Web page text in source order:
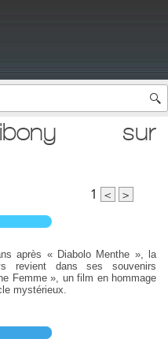
sur
1 < >
après « Diabolo Menthe », la
revient dans ses souvenirs
Femme », un film en hommage
mystérieux.